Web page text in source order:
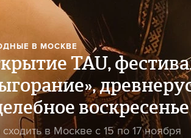
В МОСКВЕ
TAU,
воскресенье
сходить в Москве с 15 по 17 ноября